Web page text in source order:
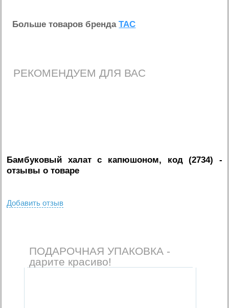
Больше товаров брендаTAC
РЕКОМЕНДУЕМ ДЛЯ ВАС
Бамбуковый халат с капюшоном, код (2734) -
отзывы о товаре
Добавить отзыв
ПОДАРОЧНАЯ УПАКОВКА -
дарите красиво!